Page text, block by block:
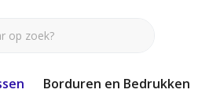
Borduren en Bedrukken